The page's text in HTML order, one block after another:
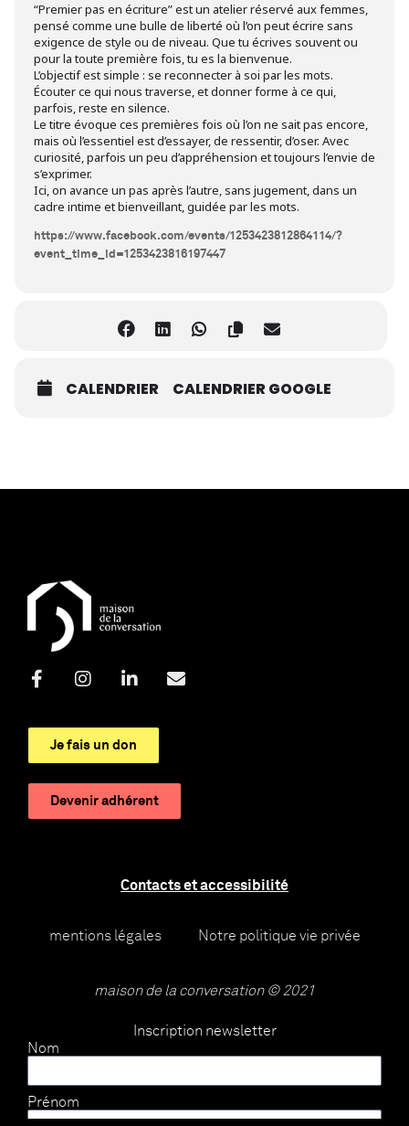
“Premier pas en écriture” est un atelier réservé aux femmes,
pensé comme une bulle de liberté où l’on peut écrire sans
exigence de style ou de niveau. Que tu écrives souvent ou
pour la toute première fois, tu es la bienvenue.
L’objectif est simple : se reconnecter à soi par les mots.
Écouter ce qui nous traverse, et donner forme à ce qui,
parfois, reste en silence.
Le titre évoque ces premières fois où l’on ne sait pas encore,
mais où l’essentiel est d’essayer, de ressentir, d’oser. Avec
curiosité, parfois un peu d’appréhension et toujours l’envie de
s’exprimer.
Ici, on avance un pas après l’autre, sans jugement, dans un
cadre intime et bienveillant, guidée par les mots.
https://www.facebook.com/events/1253423812864114/?
event_time_id=1253423816197447
CALENDRIER CALENDRIER GOOGLE
Je fais un don
Devenir adhérent
Contacts et accessibilité
mentions légales Notre politique vie privée
maison de la conversation © 2021
Inscription newsletter
Nom
Prénom